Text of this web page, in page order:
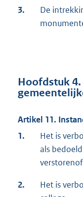
3.
De
Hoofdstuk
Artikel 11.
1.
Het is
als
2.
Het is